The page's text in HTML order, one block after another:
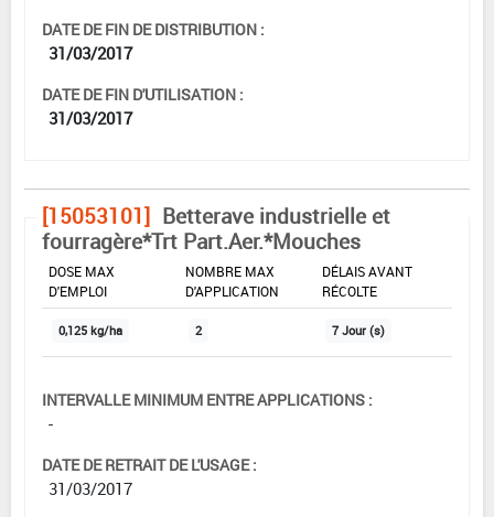
DATE DE FIN DE DISTRIBUTION :
31/03/2017
DATE DE FIN D'UTILISATION :
31/03/2017
[15053101] Betterave industrielle et
fourragère*Trt Part.Aer.*Mouches
DOSE MAX
D'EMPLOI
NOMBRE MAX
D'APPLICATION
DÉLAIS AVANT
RÉCOLTE
0,125 kg/ha 2 7 Jour (s)
INTERVALLE MINIMUM ENTRE APPLICATIONS :
-
DATE DE RETRAIT DE L'USAGE :
31/03/2017